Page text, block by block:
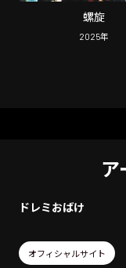
螺旋
2025年
ア
ドレミおばけ
オフィシャルサイト